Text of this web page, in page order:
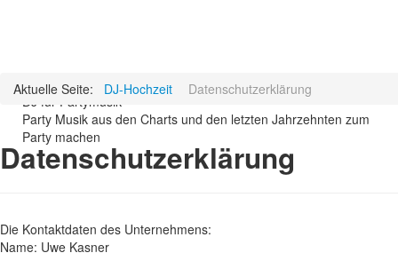
DJ für Partymusik
Party Musik aus den Charts und den letzten Jahrzehnten zum
Party machen
Aktuelle Seite: DJ-Hochzeit Datenschutzerklärung
Datenschutzerklärung
Die Kontaktdaten des Unternehmens:
Name: Uwe Kasner